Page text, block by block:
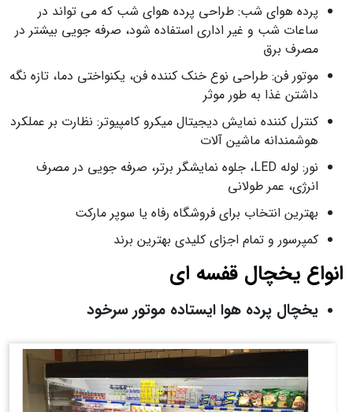
پرده هوای شب: طراحی پرده هوای شب که می تواند در
ساعات شب و غیر اداری استفاده شود، صرفه جویی بیشتر در
مصرف برق
موتور فن: طراحی نوع خنک کننده فن، یکنواختی دما، تازه نگه
داشتن غذا به طور موثر
کنترل کننده نمایش دیجیتال میکرو کامپیوتر: نظارت بر عملکرد
هوشمندانه ماشین آلات
نور: لوله LED، جلوه نمایشگر برتر، صرفه جویی در مصرف
انرژی، عمر طولانی
بهترین انتخاب برای فروشگاه رفاه یا سوپر مارکت
کمپرسور و تمام اجزای کلیدی بهترین برند
انواع یخچال قفسه ای
یخچال پرده هوا ایستاده موتور سرخود